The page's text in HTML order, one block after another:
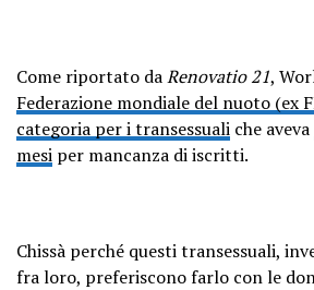
Come riportato daRenovatio 21,
Federazione mondiale del nuoto (ex
categoria per i transessuali che aveva
mesi per mancanza di iscritti.
Chissà perché questi transessuali,
fra loro, preferiscono farlo con le